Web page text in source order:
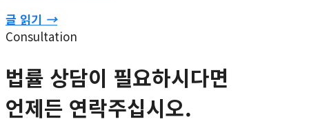
글 읽기 →
Consultation
법률 상담이 필요하시다면
언제든 연락주십시오.